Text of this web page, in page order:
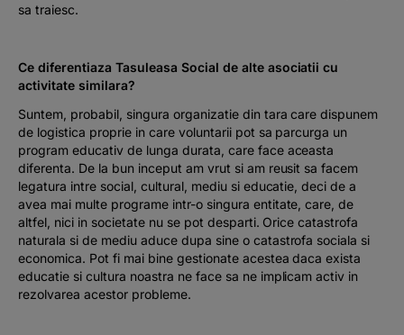
sa traiesc.
Ce diferentiaza Tasuleasa Social de alte asociatii cu
activitate similara?
Suntem, probabil, singura organizatie din tara care dispunem
de logistica proprie in care voluntarii pot sa parcurga un
program educativ de lunga durata, care face aceasta
diferenta. De la bun inceput am vrut si am reusit sa facem
legatura intre social, cultural, mediu si educatie, deci de a
avea mai multe programe intr-o singura entitate, care, de
altfel, nici in societate nu se pot desparti. Orice catastrofa
naturala si de mediu aduce dupa sine o catastrofa sociala si
economica. Pot fi mai bine gestionate acestea daca exista
educatie si cultura noastra ne face sa ne implicam activ in
rezolvarea acestor probleme.